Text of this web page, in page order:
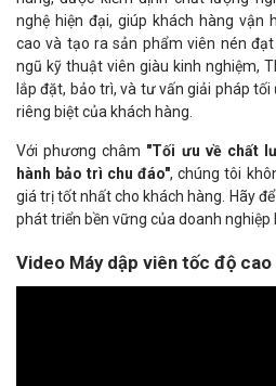
nghệ hiện đại, giúp khách hàng vận
cao và tạo ra sản phẩm viên nén
ngũ kỹ thuật viên giàu kinh nghiệm,
lắp đặt, bảo trì, và tư vấn giải pháp
riêng biệt của khách hàng.
Với phương châm "Tối ưu về chất
hành bảo trì chu đáo", chúng tôi
giá trị tốt nhất cho khách hàng. Hãy
phát triển bền vững của doanh nghiệp
Video Máy dập viên tốc độ